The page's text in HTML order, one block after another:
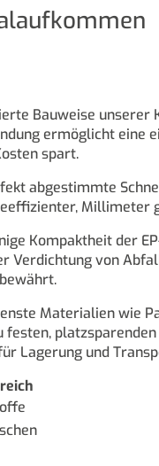
Bauweise unserer
ermöglicht eine
spart.
abgestimmte
Millimeter
Kompaktheit der
Verdichtung von
Materialien wie
festen,
Lagerung und